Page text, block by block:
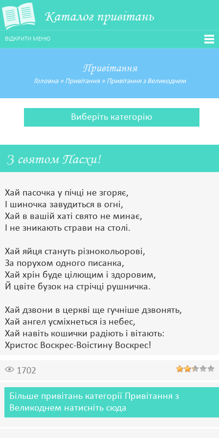
Каталог привітань
ВІДКРИТИ МЕНЮ
Привітання
Головна» Привітання» Привітання з Великоднем
Виберіть категорію
З святом Пасхи!
Хай пасочка у пічці не згоряє,
І шиночка завудиться в огні,
Хай в вашій хаті свято не минає,
І не зникають страви на столі.
Хай яйця стануть різнокольорові,
За порухом одного писанка,
Хай хрін буде цілющим і здоровим,
Й цвіте бузок на стрічці рушничка.
Хай дзвони в церкві ще гучніше дзвонять,
Хай ангел усміхнеться із небес,
Хай навіть кошички радіють і вітають:
Христос Воскрес-Воістину Воскрес!
1702
Більше привітань категорії Привітання з
Великоднем натисніть сюда